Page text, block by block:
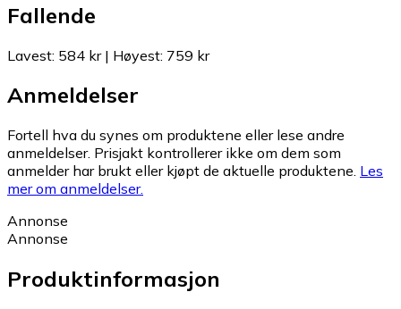
Fallende
Lavest: 584 kr| Høyest: 759 kr
Anmeldelser
Fortell hva du synes om produktene eller lese andre
anmeldelser. Prisjakt kontrollerer ikke om dem som
anmelder har brukt eller kjøpt de aktuelle produktene. Les
mer om anmeldelser.
Annonse
Annonse
Produktinformasjon